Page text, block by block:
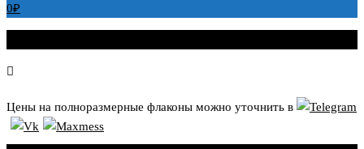
0₽
Цены на полноразмерные флаконы можно уточнить в